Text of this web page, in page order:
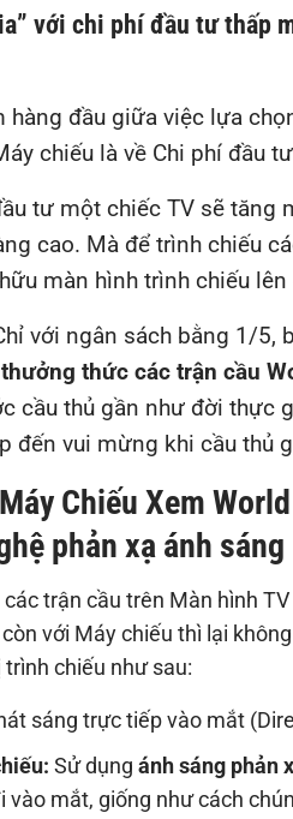
với chi phí đầu tư thấp
hàng đầu giữa việc lựa
chiếu là về Chi phí đầu
tư một chiếc TV sẽ tăng
cao. Mà để trình chiếu
màn hình trình chiếu
với ngân sách bằng 1/5,
thức các trận cầu
cầu thủ gần như đời thực
đến vui mừng khi cầu thủ
Chiếu Xem
phản xạ ánh sáng
các trận cầu trên Màn hình
với Máy chiếu thì lại
chiếu như sau:
sáng trực tiếp vào mắt
Sử dụng ánh sáng phản
vào mắt, giống như cách